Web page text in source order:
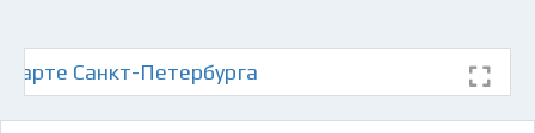
Личный кабинет
Санкт-Петербурга